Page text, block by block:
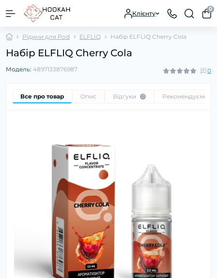
Клієнту
0
Рідини для Pod ELFLIQ Набір ELFLIQ Cherry Cola
Набір ELFLIQ Cherry Cola
Модель: 4897133876987 0
Все про товар Опис Відгуки 0 Рекомендуємо